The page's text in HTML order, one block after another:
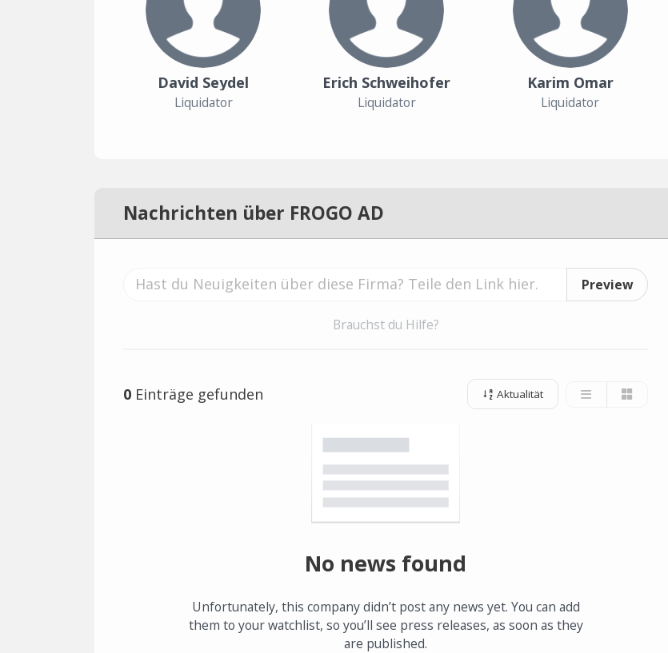
David Seydel
Liquidator
Erich Schweihofer
Liquidator
Karim Omar
Liquidator
Nachrichten über FROGO AD
Preview
Brauchst du Hilfe?
0 Einträge gefunden Aktualität
No news found
Unfortunately, this company didn’t post any news yet. You can add
them to your watchlist, so you’ll see press releases, as soon as they
are published.